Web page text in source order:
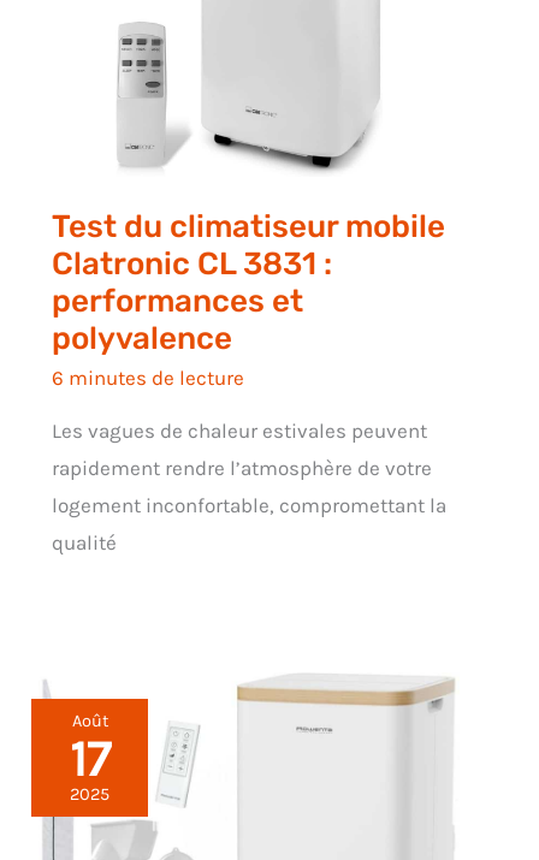
Test du climatiseur mobile
Clatronic CL 3831 :
performances et
polyvalence
6 minutes de lecture
Les vagues de chaleur estivales peuvent
rapidement rendre l’atmosphère de votre
logement inconfortable, compromettant la
qualité
Août
17
2025